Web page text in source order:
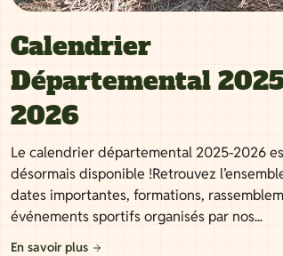
Calendrier
Départemental
2026
Le calendrier départemental 2025-2026
désormais disponible !Retrouvez
dates importantes, formations,
événements sportifs organisés par nos...
En savoir plus